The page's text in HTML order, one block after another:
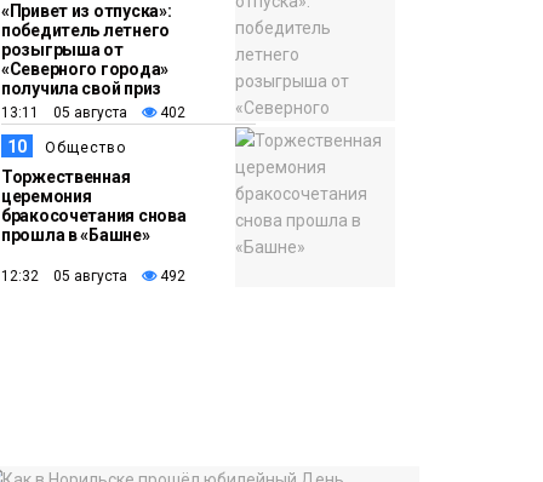
«Привет из отпуска»:
победитель летнего
розыгрыша от
«Северного города»
получила свой приз
13:11 05 августа 402
10 Общество
Торжественная
церемония
бракосочетания снова
прошла в «Башне»
12:32 05 августа 492